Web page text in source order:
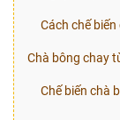
Cách chế
Chà bông chay
Chế biến chà